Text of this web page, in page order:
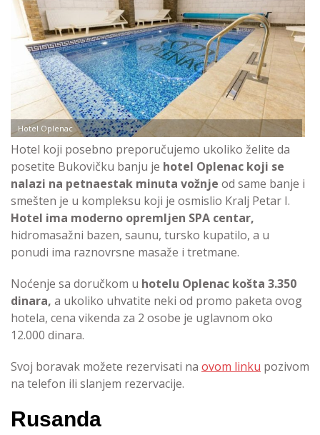
Hotel Oplenac
Hotel koji posebno preporučujemo ukoliko želite da
posetite Bukovičku banju je hotel Oplenac koji se
nalazi na petnaestak minuta vožnje od same banje i
smešten je u kompleksu koji je osmislio Kralj Petar I.
Hotel ima moderno opremljen SPA centar,
hidromasažni bazen, saunu, tursko kupatilo, a u
ponudi ima raznovrsne masaže i tretmane.
Noćenje sa doručkom u hotelu Oplenac košta 3.350
dinara, a ukoliko uhvatite neki od promo paketa ovog
hotela, cena vikenda za 2 osobe je uglavnom oko
12.000 dinara.
Svoj boravak možete rezervisati na ovom linku pozivom
na telefon ili slanjem rezervacije.
Rusanda